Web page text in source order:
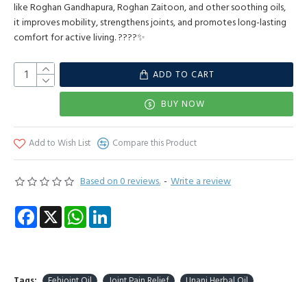
Based on 0 reviews. - Write a review
like Roghan Gandhapura, Roghan Zaitoon, and other soothing oils,
it improves mobility, strengthens joints, and promotes long-lasting
comfort for active living. ????✨
ADD TO CART
BUY NOW
Add to Wish List Compare this Product
Facebook
X WhatsApp